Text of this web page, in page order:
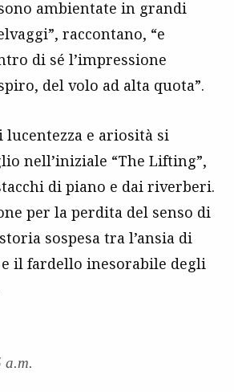
ambientate in grandi
raccontano, “e
di sé l’impressione
del volo ad alta quota”.
lucentezza e ariosità si
nell’iniziale “The Lifting”,
di piano e dai riverberi.
per la perdita del senso di
sospesa tra l’ansia di
il fardello inesorabile degli
a.m.